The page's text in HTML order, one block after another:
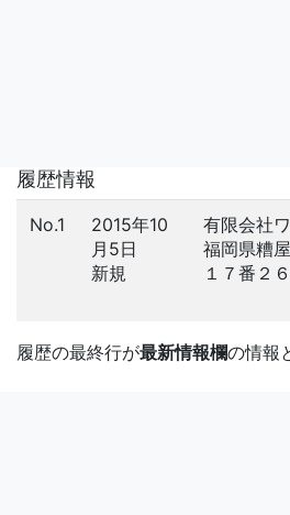
履歴情報
No.1
2015年10
月5日
新規
有限会社
福岡県糟
１７番２
履歴の最終行が最新情報欄の情報